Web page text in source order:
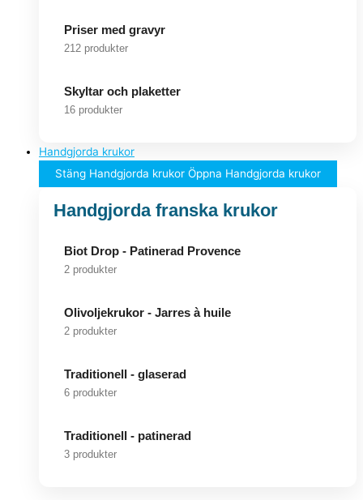
Priser med gravyr
212 produkter
Skyltar och plaketter
16 produkter
Handgjorda krukor
Stäng Handgjorda krukor Öppna Handgjorda krukor
Handgjorda franska krukor
Biot Drop - Patinerad Provence
2 produkter
Olivoljekrukor - Jarres à huile
2 produkter
Traditionell - glaserad
6 produkter
Traditionell - patinerad
3 produkter